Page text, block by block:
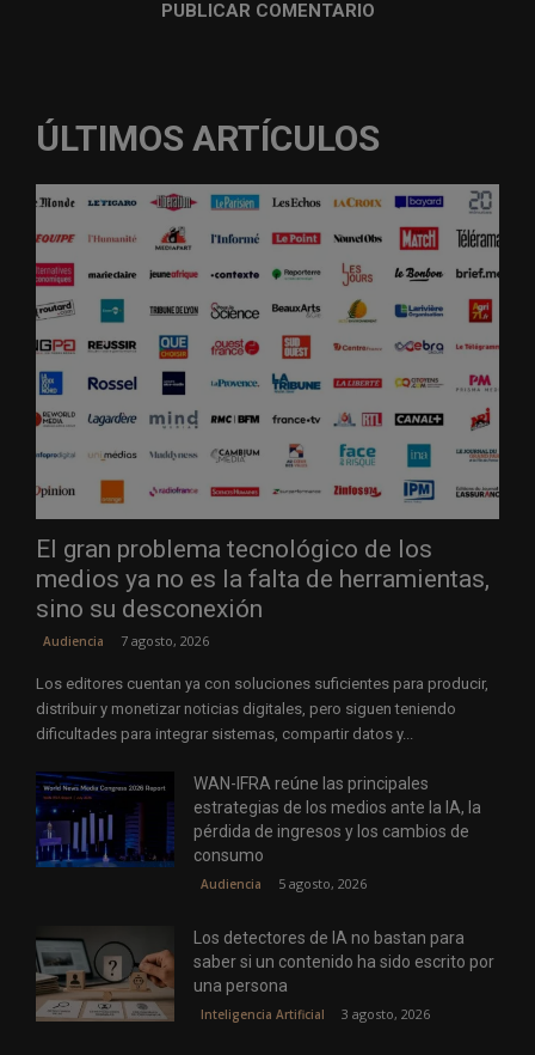
ÚLTIMOS ARTÍCULOS
El gran problema tecnológico de los
medios ya no es la falta de herramientas,
sino su desconexión
Audiencia 7 agosto, 2026
Los editores cuentan ya con soluciones suficientes para producir,
distribuir y monetizar noticias digitales, pero siguen teniendo
dificultades para integrar sistemas, compartir datos y...
WAN-IFRA reúne las principales
estrategias de los medios ante la IA, la
pérdida de ingresos y los cambios de
consumo
Audiencia 5 agosto, 2026
Los detectores de IA no bastan para
saber si un contenido ha sido escrito por
una persona
Inteligencia Artificial 3 agosto, 2026